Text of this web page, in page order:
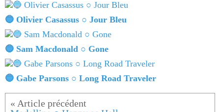
🔵 Olivier Casassus ○ Jour Bleu
🔵 Sam Macdonald ○ Gone
🔵 Gabe Parsons ○ Long Road Traveler